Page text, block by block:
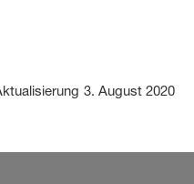
3. August 2020